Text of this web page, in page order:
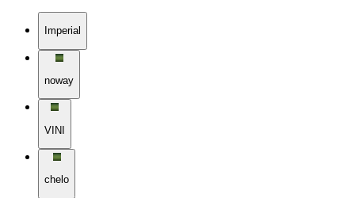
Imperial
noway
VINI
chelo